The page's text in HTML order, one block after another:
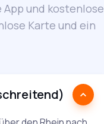
App und kostenlose
Karte und ein